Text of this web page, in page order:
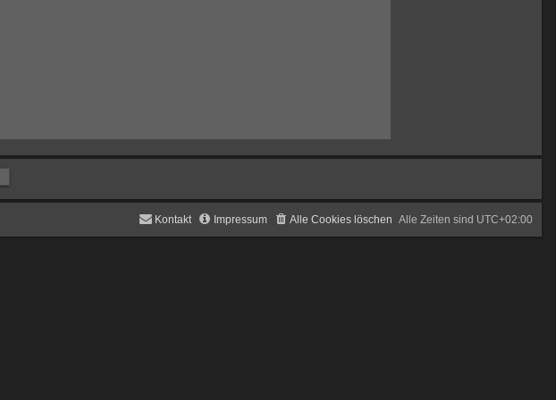
Alle Zeiten sind UTC+02:00
Alle Cookies löschen
Impressum
Kontakt